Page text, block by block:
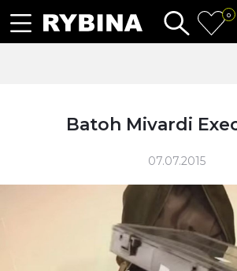
0
Batoh Mivardi
07.07.2015